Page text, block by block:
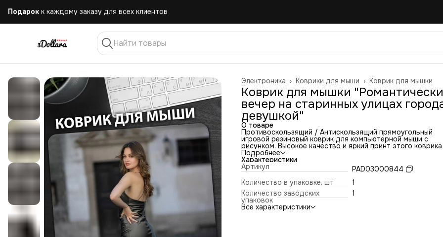
Бесплатная доставка при заказе от 10.000 руб.
Коврик для мышки
Коврики для мыши ›
Электроника ›
Главная
Коврик для мышки
вечер на старинных улицах
девушкой"
О товаре
Противоскользящий / Антискользящий прямоугольный
игровой резиновый коврик для компьютерной мыши с
рисунком. Высокое качество и яркий принт этого коврика
оставит никого равнодушным. Повышенная
и лучшее соотношение цена/качество. Коврик подходит
всех типов мышей: оптических и лазерных с любой
чувствительностью и любым типом сенсора. Гладкая
тканевая поверхность обеспечивает полный контроль над
движениями компьютерной мышки. Нескользящее
из чёрной вспененной резины. Не очень большой и не
маленький, идеального размера коврик, надёжно
фиксируется на любой поверхности. Не скользит по столу
Подробнее
Характеристики
Артикул
PAD03000844
Количество в упаковке, шт
1
Количество заводских
упаковок
1
Все характеристики